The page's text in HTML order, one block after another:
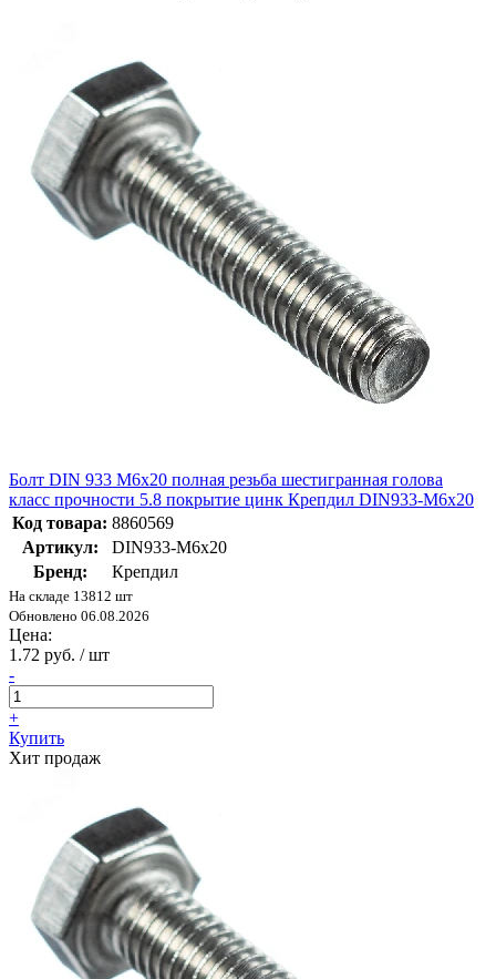
Болт DIN 933 М6х20 полная резьба шестигранная голова
класс прочности 5.8 покрытие цинк Крепдил DIN933-М6x20
Код товара: 8860569
Артикул:
DIN933-М6x20
Бренд:
Крепдил
На складе 13812 шт
Обновлено 06.08.2026
Цена:
1.72 руб. / шт
-
+
Купить
Хит продаж